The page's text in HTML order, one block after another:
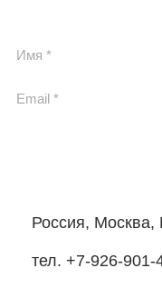
Россия, Москва,
тел. +7-926-901-